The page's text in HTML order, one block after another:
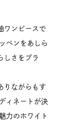
ワンピースで
ペンをあしら
しさをプラ
りながらもす
ィネートが決
力のホワイト